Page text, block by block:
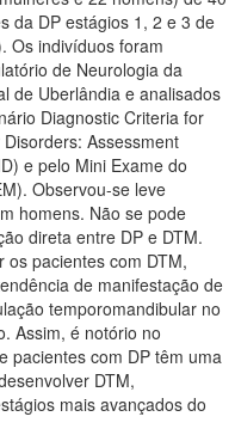
da DP estágios 1, 2 e 3 de
Os indivíduos foram
de Neurologia da
de Uberlândia e analisados
Diagnostic Criteria for
Assessment
e pelo Mini Exame do
Observou-se leve
homens. Não se pode
direta entre DP e DTM.
os pacientes com DTM,
de manifestação de
temporomandibular no
Assim, é notório no
pacientes com DP têm uma
DTM,
mais avançados do